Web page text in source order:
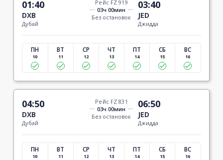
01:40
DXB
Дубай
Рейс FZ 919
03ч 00мин
Без остановок
03:40
JED
Джидда
ПН
10
ВТ
11
СР
12
ЧТ
13
ПТ
14
СБ
15
ВС
16
04:50
DXB
Дубай
Рейс FZ 831
03ч 00мин
Без остановок
06:50
JED
Джидда
ПН
10
ВТ
11
СР
12
ЧТ
13
ПТ
14
СБ
15
ВС
16